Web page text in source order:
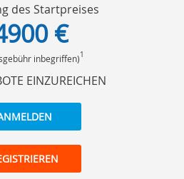
des Startpreises
€
inbegriffen)1
EINZUREICHEN